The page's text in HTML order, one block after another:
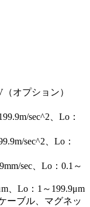
オプション）
sec^2、Lo：
sec^2、Lo：
sec、Lo：0.1～
、Lo：1～199.9μm
ーブル、マグネッ